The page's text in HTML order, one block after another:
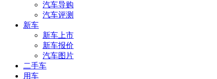
汽车导购
汽车评测
新车
新车上市
新车报价
汽车图片
二手车
用车